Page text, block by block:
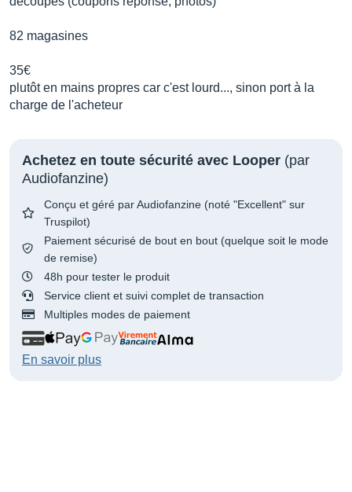
82 magasines
35€
plutôt en mains propres car c'est lourd..., sinon port à la
charge de l'acheteur
Achetez en toute sécurité avec Looper (par
Audiofanzine)
Conçu et géré par Audiofanzine (noté "Excellent" sur
Truspilot)
Paiement sécurisé de bout en bout (quelque soit le mode
de remise)
48h pour tester le produit
Service client et suivi complet de transaction
Multiples modes de paiement
En savoir plus